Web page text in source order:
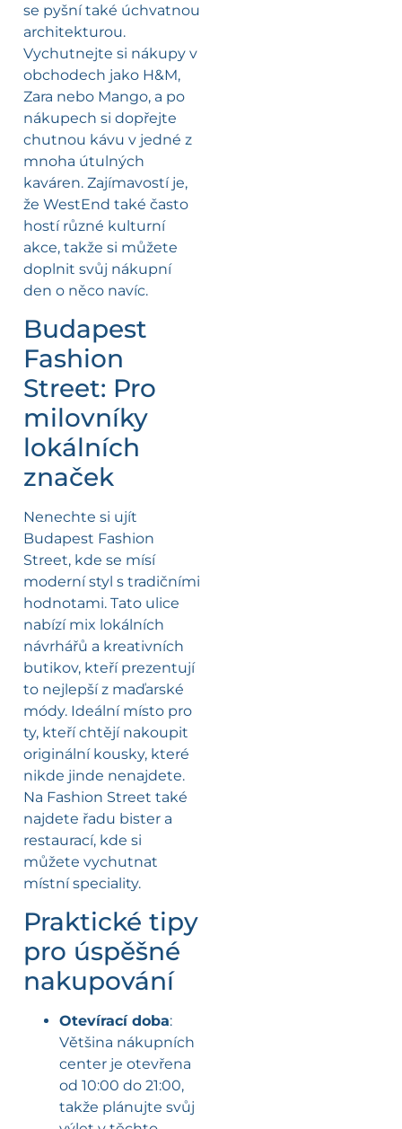
se pyšní také úchvatnou
architekturou.
Vychutnejte si nákupy v
obchodech jako H&M,
Zara nebo Mango, a po
nákupech si dopřejte
chutnou kávu v jedné z
mnoha útulných
kaváren. Zajímavostí je,
že WestEnd také často
hostí různé kulturní
akce, takže si můžete
doplnit svůj nákupní
den o něco navíc.
Budapest
Fashion
Street: Pro
milovníky
lokálních
značek
Nenechte si ujít
Budapest Fashion
Street, kde se mísí
moderní styl s tradičními
hodnotami. Tato ulice
nabízí mix lokálních
návrhářů a kreativních
butikov, kteří prezentují
to nejlepší z maďarské
módy. Ideální místo pro
ty, kteří chtějí nakoupit
originální kousky, které
nikde jinde nenajdete.
Na Fashion Street také
najdete řadu bister a
restaurací, kde si
můžete vychutnat
místní speciality.
Praktické tipy
pro úspěšné
nakupování
Otevírací doba:
Většina nákupních
center je otevřena
od 10:00 do 21:00,
takže plánujte svůj